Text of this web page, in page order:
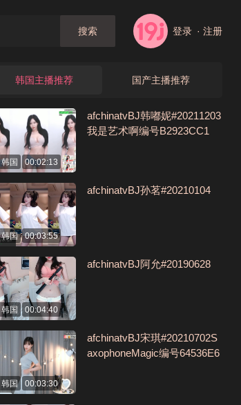
搜索 登录 · 注册
韩国主播推荐 国产主播推荐
韩国 00:02:13
afchinatvBJ韩嘟妮#20211203
我是艺术啊编号B2923CC1
韩国 00:03:55
afchinatvBJ孙茗#20210104
韩国 00:04:40
afchinatvBJ阿允#20190628
韩国 00:03:30
afchinatvBJ宋琪#20210702S
axophoneMagic编号64536E6